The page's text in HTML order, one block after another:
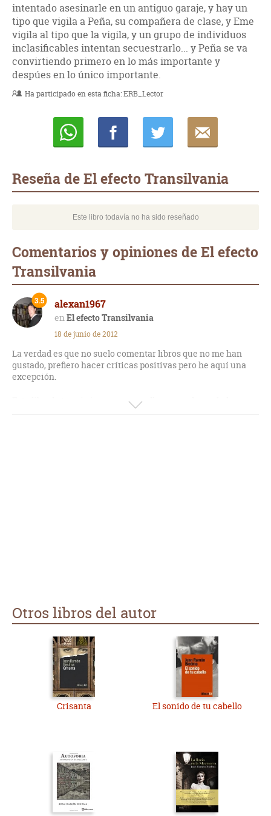
intentado asesinarle en un antiguo garaje, y hay un
tipo que vigila a Peña, su compañera de clase, y Eme
vigila al tipo que la vigila, y un grupo de individuos
inclasificables intentan secuestrarlo... y Peña se va
convirtiendo primero en lo más importante y
despúes en lo único importante.
Ha participado en esta ficha:ERB_Lector
Reseña de El efecto Transilvania
Este libro todavía no ha sido reseñado
Comentarios y opiniones de El efecto
Transilvania
alexan1967
El efecto Transilvania
3.5
18 de junio de 2012
La verdad es que no suelo comentar libros que no me han
gustado, prefiero hacer críticas positivas pero he aquí una
excepción.
Este libro lo terminé por puro orgullo ya que, la verdad, es que
el sentido onírico en el que se conduce es excesivo y llega un
Otros libros del autor
Crisanta El sonido de tu cabello